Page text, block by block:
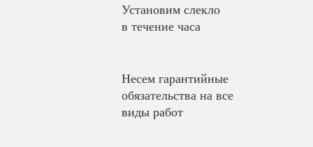
Установим слекло
в течение часа
Несем гарантийные
обязательства на все
виды работ